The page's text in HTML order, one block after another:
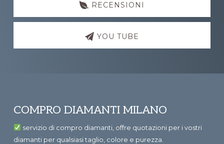
RECENSIONI
YOU TUBE
Footer
COMPRO DIAMANTI MILANO
servizio di compro diamanti, offre quotazioni per i vostri
diamanti per qualsiasi taglio, colore e purezza.